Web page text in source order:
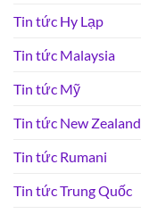
Tin tức Hy Lạp
Tin tức Malaysia
Tin tức Mỹ
Tin tức New Zealand
Tin tức Rumani
Tin tức Trung Quốc